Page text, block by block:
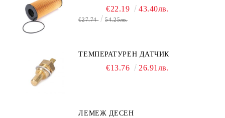
€22.19 43.40лв.
€27.74 54.25лв.
ТЕМПЕРАТУРЕН ДАТЧИК
€13.76 26.91лв.
ЛЕМЕЖ ДЕСЕН